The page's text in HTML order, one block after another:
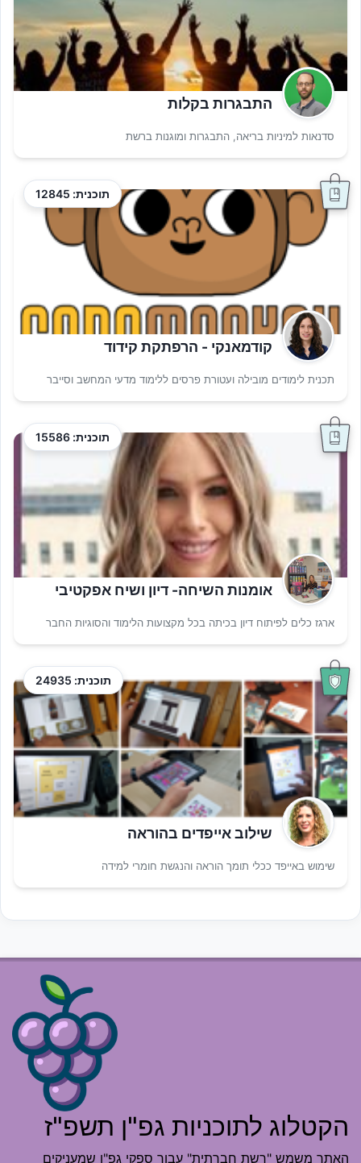
התבגרות בקלות
סדנאות למיניות בריאה, התבגרות ומוגנות ברשת
תוכנית: 12845
קודמאנקי - הרפתקת קידוד
תכנית לימודים מובילה ועטורת פרסים ללימוד מדעי המחשב וסייבר
תוכנית: 15586
אומנות השיחה- דיון ושיח אפקטיבי
ארגז כלים לפיתוח דיון בכיתה בכל מקצועות הלימוד והסוגיות החבר
תוכנית: 24935
שילוב אייפדים בהוראה
שימוש באייפד ככלי תומך הוראה והנגשת חומרי למידה
הקטלוג לתוכניות גפ"ן תשפ"ז
האתר משמש "רשת חברתית" עבור ספקי גפ"ן שמעניקים